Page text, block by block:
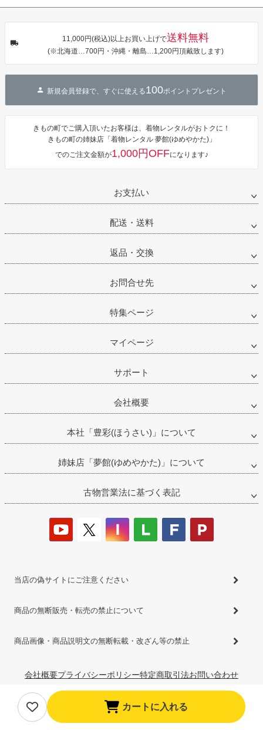
カートに入れる
式 着物【メー
式 結婚式 着物
可】
チューリッ
単着付け 大人
11,000円(税込)以上お買い上げで送料無料
(※北海道…700円・沖縄・離島…1,200円頂戴致します)
新規会員登録で、すぐに使える100ポイントプレゼント
きもの町でご購入頂いたお客様は、着物レンタルがおトクに！
きもの町の姉妹店「着物レンタル 夢館(ゆめやかた)」
でのご注文金額が1,000円OFFになります♪
お支払い
配送・送料
返品・交換
お問合せ先
特集ページ
マイページ
サポート
会社概要
本社「豊彩(ほうさい)」について
姉妹店「夢館(ゆめやかた)」について
古物営業法に基づく表記
当店の偽サイトにご注意ください
商品の無断販売・転売の禁止について
商品画像・商品説明文の無断転載・改ざん等の禁止
会社概要プライバシーポリシー特定商取引法お問い合わせ
©2026